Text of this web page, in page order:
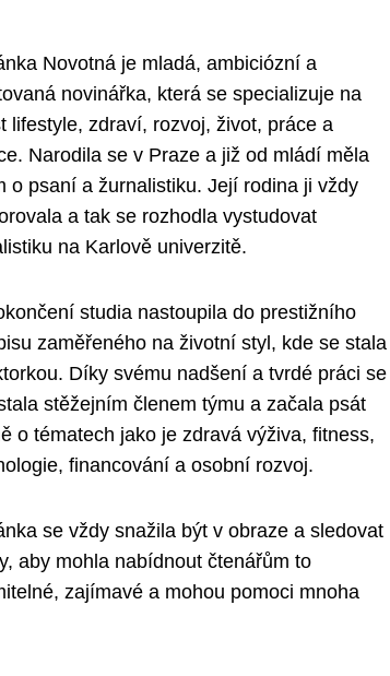
Novotná je mladá, ambiciózní a
novinářka, která se specializuje na
lifestyle, zdraví, rozvoj, život, práce a
Narodila se v Praze a již od mládí měla
o psaní a žurnalistiku. Její rodina ji vždy
a tak se rozhodla vystudovat
na Karlově univerzitě.
studia nastoupila do prestižního
zaměřeného na životní styl, kde se stala
Díky svému nadšení a tvrdé práci se
stěžejním členem týmu a začala psát
o tématech jako je zdravá výživa, fitness,
financování a osobní rozvoj.
se vždy snažila být v obraze a sledovat
aby mohla nabídnout čtenářům to
zajímavé a mohou pomoci mnoha